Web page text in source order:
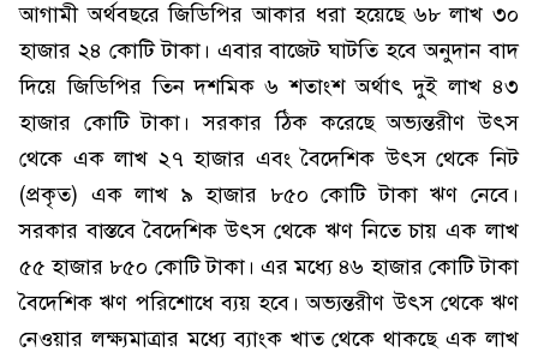
আগামী অর্থবছরে জিডিপির আকার ধরা হয়েছে ৬৮ লাখ ৩০
হাজার ২৪ কোটি টাকা। এবার বাজেট ঘাটতি হবে অনুদান বাদ
দিয়ে জিডিপির তিন দশমিক ৬ শতাংশ অর্থাৎ দুই লাখ ৪৩
হাজার কোটি টাকা। সরকার ঠিক করেছে অভ্যন্তরীণ উৎস
থেকে এক লাখ ২৭ হাজার এবং বৈদেশিক উৎস থেকে নিট
(প্রকৃত) এক লাখ ৯ হাজার ৮৫০ কোটি টাকা ঋণ নেবে।
সরকার বাস্তবে বৈদেশিক উৎস থেকে ঋণ নিতে চায় এক লাখ
৫৫ হাজার ৮৫০ কোটি টাকা। এর মধ্যে ৪৬ হাজার কোটি টাকা
বৈদেশিক ঋণ পরিশোধে ব্যয় হবে। অভ্যন্তরীণ উৎস থেকে ঋণ
নেওয়ার লক্ষ্যমাত্রার মধ্যে ব্যাংক খাত থেকে থাকছে এক লাখ